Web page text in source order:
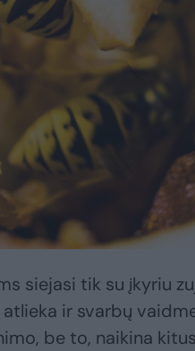
siejasi tik su įkyriu
ir svarbų
be to, naikina